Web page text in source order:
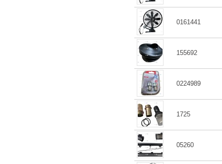
0161441
155692
0224989
1725
05260